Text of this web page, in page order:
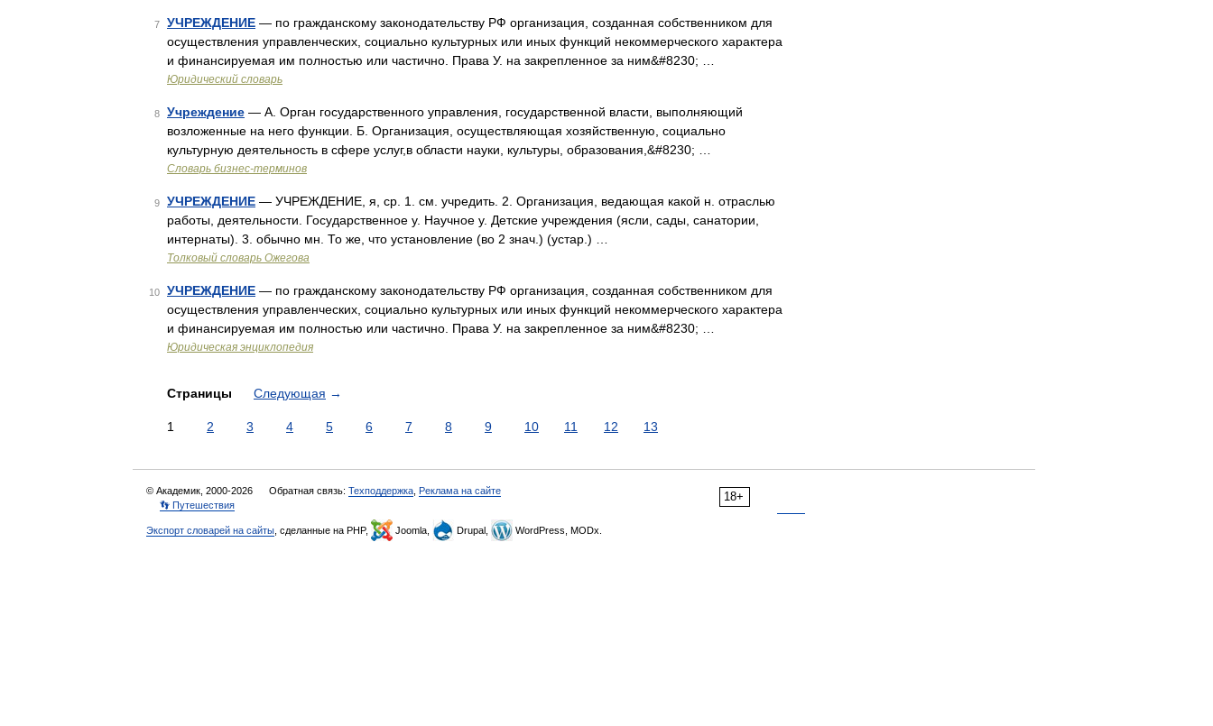
7 УЧРЕЖДЕНИЕ — по гражданскому законодательству РФ организация, созданная собственником для
осуществления управленческих, социально культурных или иных функций некоммерческого характера
и финансируемая им полностью или частично. Права У. на закрепленное за ним&#8230; …
Юридический словарь
8 Учреждение — А. Орган государственного управления, государственной власти, выполняющий
возложенные на него функции. Б. Организация, осуществляющая хозяйственную, социально
культурную деятельность в сфере услуг,в области науки, культуры, образования,&#8230; …
Словарь бизнес-терминов
9 УЧРЕЖДЕНИЕ — УЧРЕЖДЕНИЕ, я, ср. 1. см. учредить. 2. Организация, ведающая какой н. отраслью
работы, деятельности. Государственное у. Научное у. Детские учреждения (ясли, сады, санатории,
интернаты). 3. обычно мн. То же, что установление (во 2 знач.) (устар.) …
Толковый словарь Ожегова
10 УЧРЕЖДЕНИЕ — по гражданскому законодательству РФ организация, созданная собственником для
осуществления управленческих, социально культурных или иных функций некоммерческого характера
и финансируемая им полностью или частично. Права У. на закрепленное за ним&#8230; …
Юридическая энциклопедия
Страницы Следующая →
1 2 3 4 5 6 7 8 9 10 11 12 13
18+
© Академик, 2000-2026 Обратная связь: Техподдержка Реклама на сайте
👣 Путешествия
Экспорт словарей на сайты , сделанные на PHP, Joomla, Drupal, WordPress, MODx.